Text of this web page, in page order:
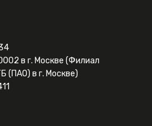
в г. Москве (Филиал
(ПАО) в г. Москве)